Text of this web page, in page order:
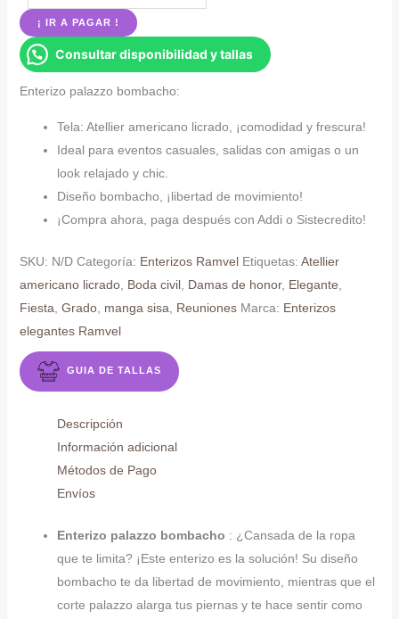
palazzo
bombacho
cantidad
¡ IR A PAGAR !
Consultar disponibilidad y tallas
Enterizo palazzo bombacho:
Tela: Atellier americano licrado, ¡comodidad y frescura!
Ideal para eventos casuales, salidas con amigas o un
look relajado y chic.
Diseño bombacho, ¡libertad de movimiento!
¡Compra ahora, paga después con Addi o Sistecredito!
SKU: N/D Categoría: Enterizos Ramvel Etiquetas: Atellier
americano licrado, Boda civil, Damas de honor, Elegante
Fiesta Grado, manga sisa Reuniones Marca: Enterizos
elegantes Ramvel
GUIA DE TALLAS
Descripción
Información adicional
Métodos de Pago
Envíos
Enterizo palazzo bombacho : ¿Cansada de la ropa
que te limita? ¡Este enterizo es la solución! Su diseño
bombacho te da libertad de movimiento, mientras que el
corte palazzo alarga tus piernas y te hace sentir como